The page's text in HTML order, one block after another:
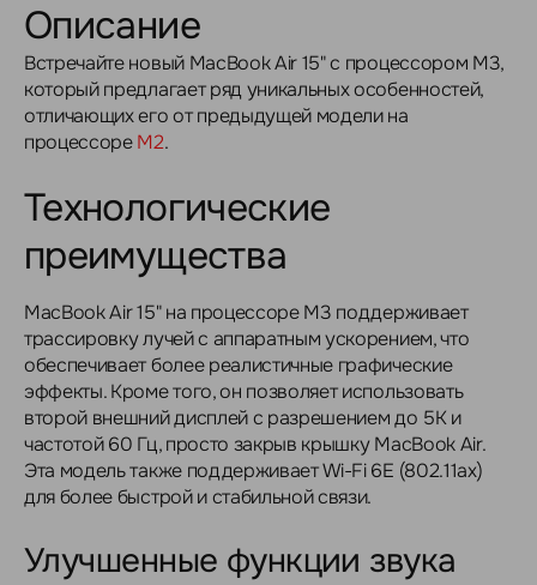
Описание
Встречайте новый MacBook Air 15" с процессором M3,
который предлагает ряд уникальных особенностей,
отличающих его от предыдущей модели на
процессореM2.
Технологические
преимущества
MacBook Air 15" на процессоре M3 поддерживает
трассировку лучей с аппаратным ускорением, что
обеспечивает более реалистичные графические
эффекты. Кроме того, он позволяет использовать
второй внешний дисплей с разрешением до 5K и
частотой 60 Гц, просто закрыв крышку MacBook Air.
Эта модель также поддерживает Wi-Fi 6E (802.11ax)
для более быстрой и стабильной связи.
Улучшенные функции звука